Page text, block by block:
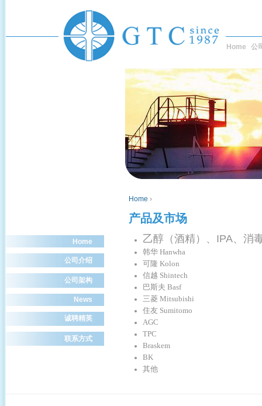
Home 公
Home ›
产品及市场
乙醇（酒精）、IPA、消
韩华 Hanwha
可隆 Kolon
信越 Shintech
巴斯夫 Basf
三菱 Mitsubishi
住友 Sumitomo
AGC
TPC
Braskem
BK
其他
Home
公司介绍
公司架构
News
诚聘精英
联系方式